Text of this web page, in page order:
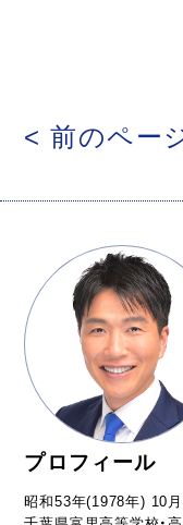
< 前のペー
プロフィール
昭和53年(1978年) 10月